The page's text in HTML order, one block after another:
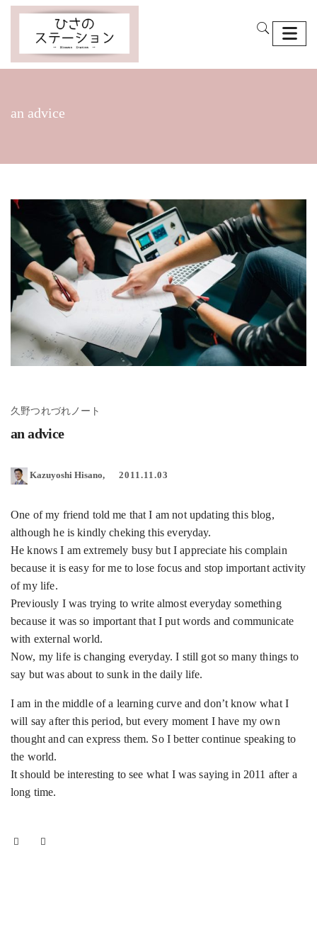
an advice
久野つれづれノート
an advice
Kazuyoshi Hisano 2011.11.03
One of my friend told me that I am not updating this blog,
although he is kindly cheking this everyday.
He knows I am extremely busy but I appreciate his complain
because it is easy for me to lose focus and stop important activity
of my life.
Previously I was trying to write almost everyday something
because it was so important that I put words and communicate
with external world.
Now, my life is changing everyday. I still got so many things to
say but was about to sunk in the daily life.
I am in the middle of a learning curve and don’t know what I
will say after this period, but every moment I have my own
thought and can express them. So I better continue speaking to
the world.
It should be interesting to see what I was saying in 2011 after a
long time.